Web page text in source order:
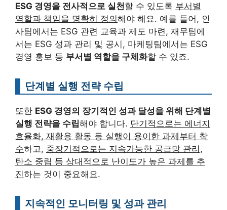
ESG 경영을 전사적으로 실천할 수 있도록 부서별
역할과 책임을 명확히 정의해야 해요. 예를 들어, 인
사팀에서는 ESG 관련 교육과 제도 마련, 재무팀에
서는 ESG 성과 관리 및 공시, 마케팅팀에서는 ESG
경영 홍보 등 부서별 역할을 구체화할 수 있죠.
단계별 실행 전략 수립
또한 ESG 경영의 장기적인 성과 달성을 위해 단계별
실행 전략을 수립해야 합니다. 단기적으로는 에너지
효율화, 재활용 활동 등 실행이 용이한 과제부터 착
수하고, 중장기적으로는 지속가능한 공급망 관리,
탄소 중립 등 상대적으로 난이도가 높은 과제를 추
진하는 것이 중요해요.
지속적인 모니터링 및 성과 관리